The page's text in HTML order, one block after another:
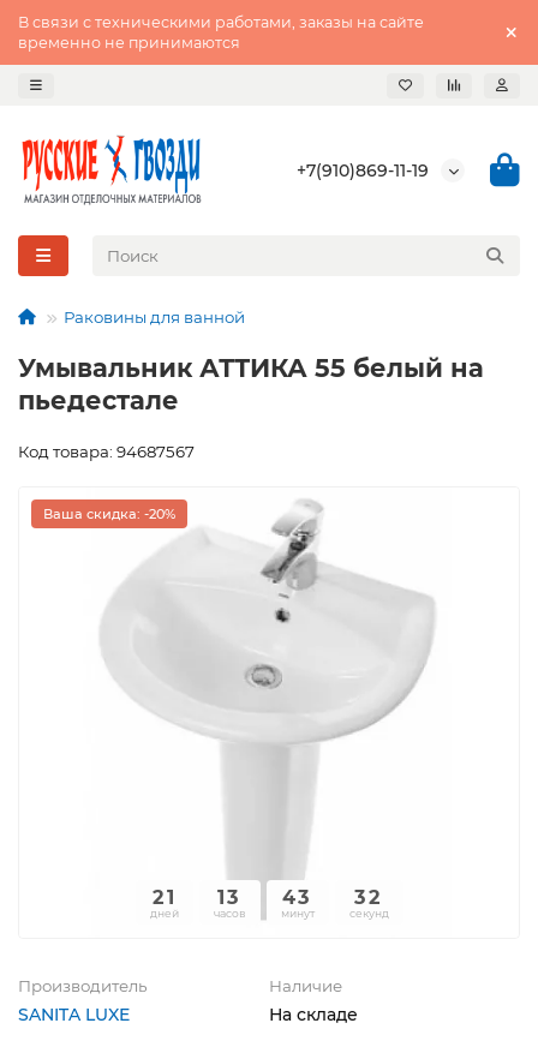
В связи с техническими работами, заказы на сайте
временно не принимаются
+7(910)869-11-19
Раковины для ванной
Умывальник АТТИКА 55 белый на
пьедестале
Код товара: 94687567
Ваша скидка: -20%
21
дней
13
часов
43
минут
32
секунд
Производитель
SANITA LUXE
Наличие
На складе